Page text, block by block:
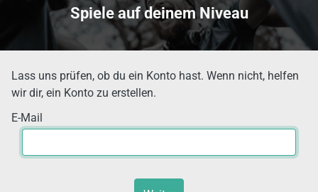
Spiele auf deinem Niveau
Lass uns prüfen, ob du ein Konto hast. Wenn nicht, helfen
wir dir, ein Konto zu erstellen.
E-Mail